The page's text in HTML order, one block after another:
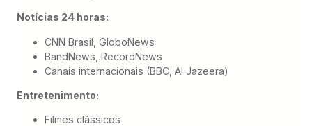
Notícias 24 horas:
CNN Brasil, GloboNews
BandNews, RecordNews
Canais internacionais (BBC, Al Jazeera)
Entretenimento:
Filmes clássicos